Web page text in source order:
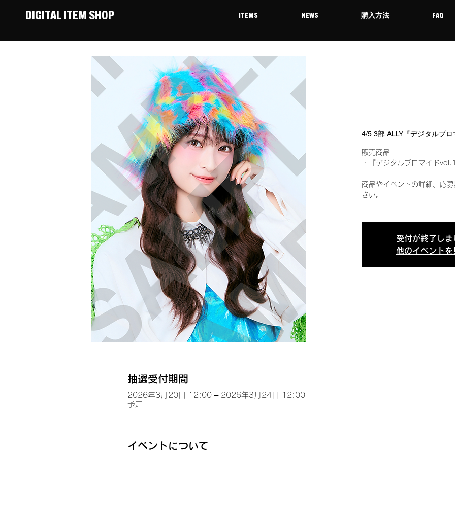
DIGITAL ITEM SHOP ITEMS NEWS 購入方法 FAQ
4/5 3部 ALLY『デジタルブ
販売商品
・『デジタルブロマイド
商品やイベントの詳細、応
さい。
受付が終了しま
他のイベントを
抽選受付期間
2026年3月20日 12:00 – 2026年3月24日 12:00
予定
イベントについて